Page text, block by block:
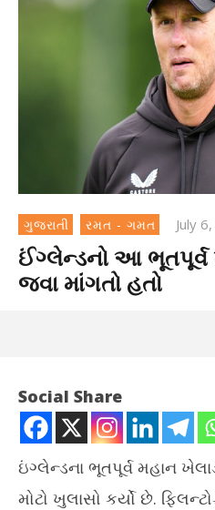
ગુજરાતી રમત - ગમત July
ઈંગ્લેન્ડનો આ ભૂતપૂર્વ
જવા માંગતો હતો
Social Share
ઇંગ્લેન્ડના ભૂતપૂર્વ મહાન
મોટો ખુલાસો કર્યો છે.